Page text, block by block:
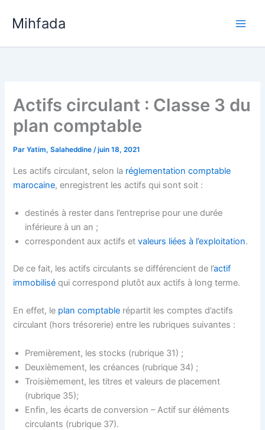
Mihfada
Actifs circulant : Classe 3 du
plan comptable
ParYatim, Salaheddine/juin 18, 2021
Les actifs circulant, selon la réglementation comptable
marocaine, enregistrent les actifs qui sont soit :
destinés à rester dans l’entreprise pour une durée
inférieure à un an ;
correspondent aux actifs etvaleurs liées à l’exploitation.
De ce fait, les actifs circulants se différencient de l’actif
immobilisé qui correspond plutôt aux actifs à long terme.
En effet, le plan comptable répartit les comptes d’actifs
circulant (hors trésorerie) entre les rubriques suivantes :
Premièrement, les stocks (rubrique 31) ;
Deuxièmement, les créances (rubrique 34) ;
Troisièmement, les titres et valeurs de placement
(rubrique 35);
Enfin, les écarts de conversion – Actif sur éléments
circulants (rubrique 37).